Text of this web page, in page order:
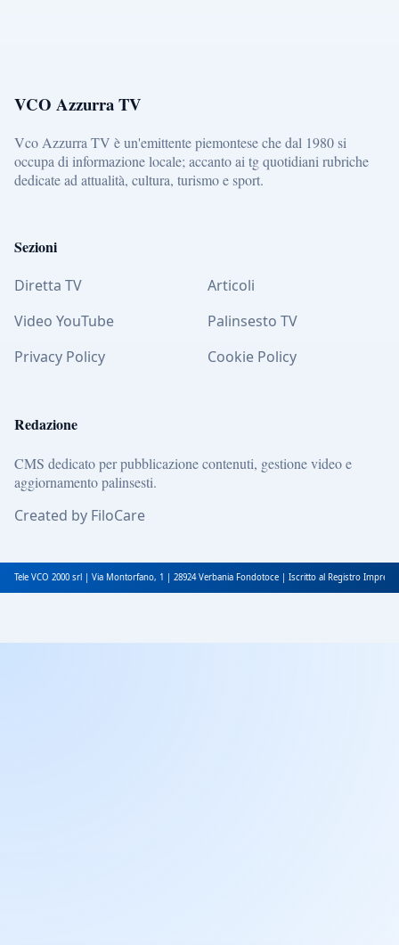
VCO Azzurra TV
Vco Azzurra TV è un'emittente piemontese che dal 1980 si
occupa di informazione locale; accanto ai tg quotidiani rubriche
dedicate ad attualità, cultura, turismo e sport.
Sezioni
Diretta TV
Articoli
Video YouTube
Palinsesto TV
Privacy Policy
Cookie Policy
Redazione
CMS dedicato per pubblicazione contenuti, gestione video e
aggiornamento palinsesti.
Created by FiloCare
Tele VCO 2000 srl | Via Montorfano, 1 | 28924 Verbania Fondotoce | Iscritto al Registro Imprese